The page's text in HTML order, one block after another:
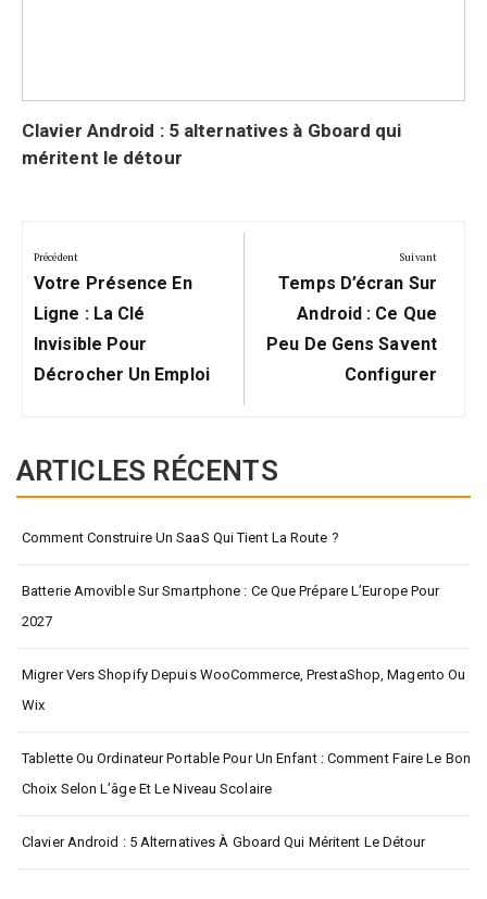
Clavier Android : 5 alternatives à Gboard qui
méritent le détour
de
l’article
Précédent
Précédent:
Votre Présence En
Ligne : La Clé
Invisible Pour
Décrocher Un Emploi
Suivant
Suivant:
Temps D’écran Sur
Android : Ce Que
Peu De Gens Savent
Configurer
ARTICLES RÉCENTS
Comment Construire Un SaaS Qui Tient La Route ?
Batterie Amovible Sur Smartphone : Ce Que Prépare L’Europe Pour
2027
Migrer Vers Shopify Depuis WooCommerce, PrestaShop, Magento Ou
Wix
Tablette Ou Ordinateur Portable Pour Un Enfant : Comment Faire Le Bon
Choix Selon L’âge Et Le Niveau Scolaire
Clavier Android : 5 Alternatives À Gboard Qui Méritent Le Détour